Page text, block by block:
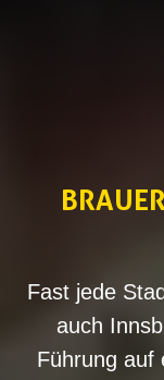
Fast jede
auch
Führung auf